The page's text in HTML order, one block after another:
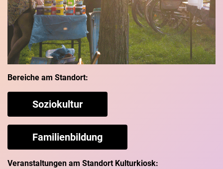
Bereiche am Standort:
Soziokultur
Familienbildung
Veranstaltungen am Standort Kulturkiosk: